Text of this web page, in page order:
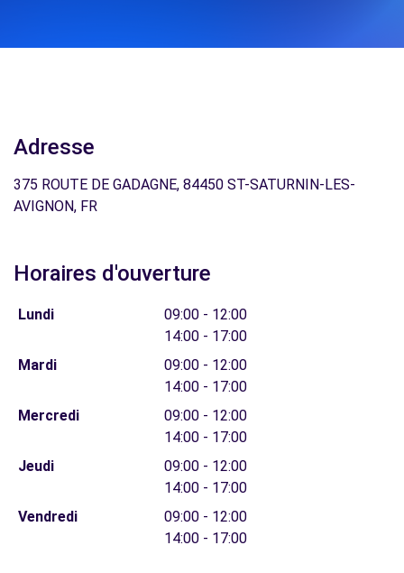
Adresse
375 ROUTE DE GADAGNE, 84450 ST-SATURNIN-LES-
AVIGNON, FR
Horaires d'ouverture
Lundi
09:00 - 12:00
14:00 - 17:00
Mardi
09:00 - 12:00
14:00 - 17:00
Mercredi
09:00 - 12:00
14:00 - 17:00
Jeudi
09:00 - 12:00
14:00 - 17:00
Vendredi
09:00 - 12:00
14:00 - 17:00